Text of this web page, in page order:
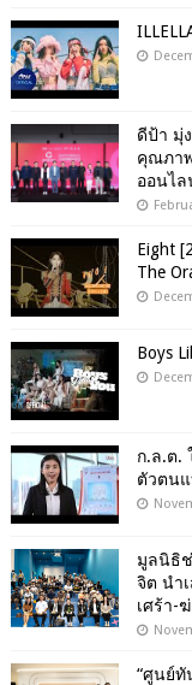
ดีป้า มุ่
คุณภาพ
ออนไ
Eight
The
Boys
ก.ล.ต.
ตัวตน
มูลนิธิช่
จิต นำ
เศร้า-
“ศูนย์ทั